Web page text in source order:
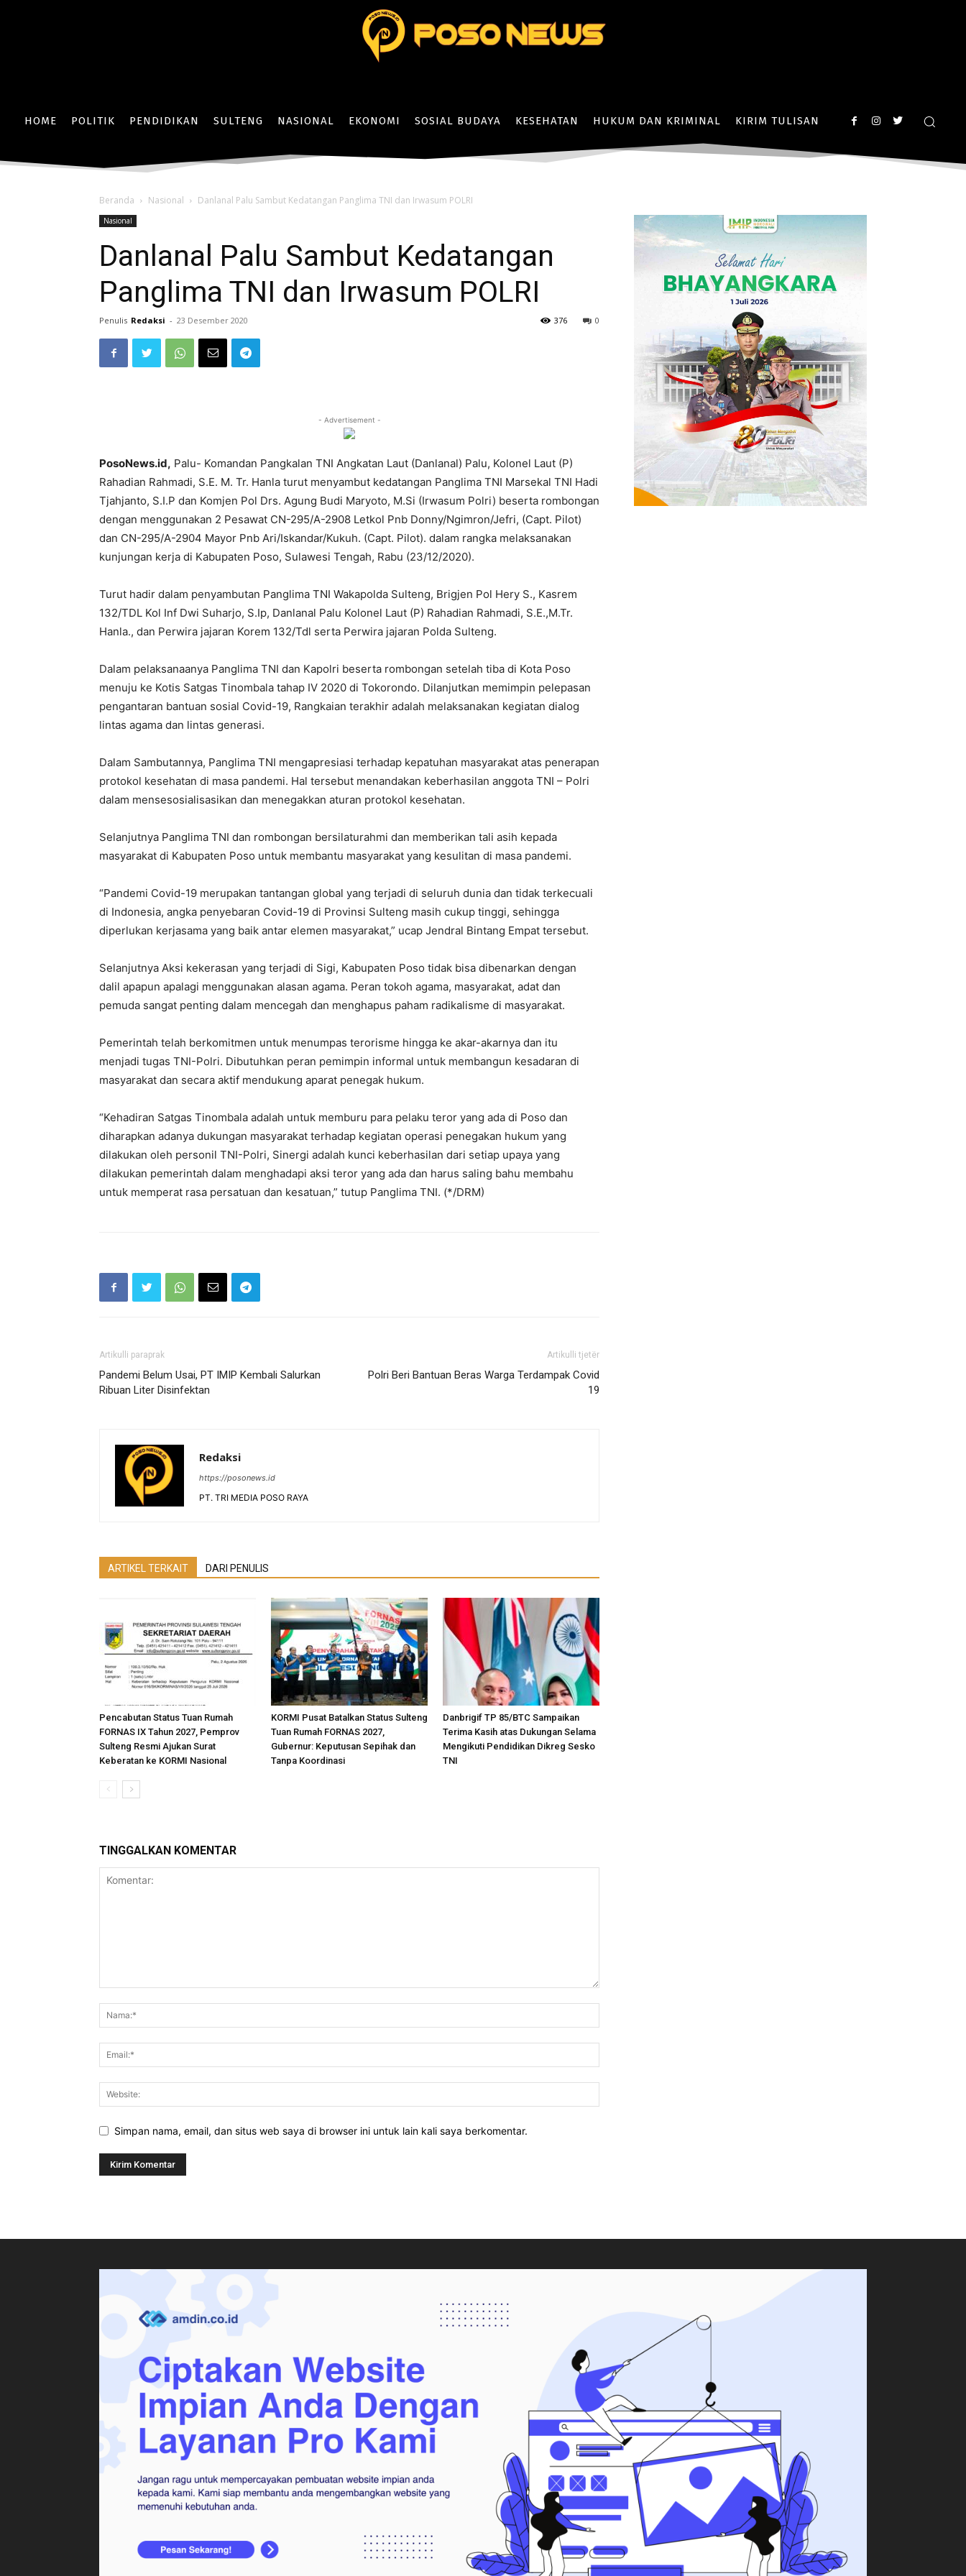
HOME POLITIK PENDIDIKAN SULTENG NASIONAL EKONOMI SOSIAL BUDAYA KESEHATAN HUKUM DAN KRIMINAL KIRIM TULISAN
Beranda Nasional Danlanal Palu Sambut Kedatangan Panglima TNI dan Irwasum POLRI
Nasional
Danlanal Palu Sambut Kedatangan
Panglima TNI dan Irwasum POLRI
Penulis Redaksi - 23 Desember 2020 0
376
- Advertisement -
PosoNews.id, Palu- Komandan Pangkalan TNI Angkatan Laut (Danlanal) Palu, Kolonel Laut (P)
Rahadian Rahmadi, S.E. M. Tr. Hanla turut menyambut kedatangan Panglima TNI Marsekal TNI Hadi
Tjahjanto, S.I.P dan Komjen Pol Drs. Agung Budi Maryoto, M.Si (Irwasum Polri) beserta rombongan
dengan menggunakan 2 Pesawat CN-295/A-2908 Letkol Pnb Donny/Ngimron/Jefri, (Capt. Pilot)
dan CN-295/A-2904 Mayor Pnb Ari/Iskandar/Kukuh. (Capt. Pilot). dalam rangka melaksanakan
kunjungan kerja di Kabupaten Poso, Sulawesi Tengah, Rabu (23/12/2020).
Turut hadir dalam penyambutan Panglima TNI Wakapolda Sulteng, Brigjen Pol Hery S., Kasrem
132/TDL Kol Inf Dwi Suharjo, S.Ip, Danlanal Palu Kolonel Laut (P) Rahadian Rahmadi, S.E.,M.Tr.
Hanla., dan Perwira jajaran Korem 132/Tdl serta Perwira jajaran Polda Sulteng.
Dalam pelaksanaanya Panglima TNI dan Kapolri beserta rombongan setelah tiba di Kota Poso
menuju ke Kotis Satgas Tinombala tahap IV 2020 di Tokorondo. Dilanjutkan memimpin pelepasan
pengantaran bantuan sosial Covid-19, Rangkaian terakhir adalah melaksanakan kegiatan dialog
lintas agama dan lintas generasi.
Dalam Sambutannya, Panglima TNI mengapresiasi terhadap kepatuhan masyarakat atas penerapan
protokol kesehatan di masa pandemi. Hal tersebut menandakan keberhasilan anggota TNI – Polri
dalam mensesosialisasikan dan menegakkan aturan protokol kesehatan.
Selanjutnya Panglima TNI dan rombongan bersilaturahmi dan memberikan tali asih kepada
masyarakat di Kabupaten Poso untuk membantu masyarakat yang kesulitan di masa pandemi.
“Pandemi Covid-19 merupakan tantangan global yang terjadi di seluruh dunia dan tidak terkecuali
di Indonesia, angka penyebaran Covid-19 di Provinsi Sulteng masih cukup tinggi, sehingga
diperlukan kerjasama yang baik antar elemen masyarakat,” ucap Jendral Bintang Empat tersebut.
Selanjutnya Aksi kekerasan yang terjadi di Sigi, Kabupaten Poso tidak bisa dibenarkan dengan
dalil apapun apalagi menggunakan alasan agama. Peran tokoh agama, masyarakat, adat dan
pemuda sangat penting dalam mencegah dan menghapus paham radikalisme di masyarakat.
Pemerintah telah berkomitmen untuk menumpas terorisme hingga ke akar-akarnya dan itu
menjadi tugas TNI-Polri. Dibutuhkan peran pemimpin informal untuk membangun kesadaran di
masyarakat dan secara aktif mendukung aparat penegak hukum.
“Kehadiran Satgas Tinombala adalah untuk memburu para pelaku teror yang ada di Poso dan
diharapkan adanya dukungan masyarakat terhadap kegiatan operasi penegakan hukum yang
dilakukan oleh personil TNI-Polri, Sinergi adalah kunci keberhasilan dari setiap upaya yang
dilakukan pemerintah dalam menghadapi aksi teror yang ada dan harus saling bahu membahu
untuk memperat rasa persatuan dan kesatuan,” tutup Panglima TNI. (*/DRM)
Artikulli paraprak
Pandemi Belum Usai, PT IMIP Kembali Salurkan
Ribuan Liter Disinfektan
Artikulli tjetër
Polri Beri Bantuan Beras Warga Terdampak Covid
19
Redaksi
https://posonews.id
PT. TRI MEDIA POSO RAYA
ARTIKEL TERKAIT DARI PENULIS
Pencabutan Status Tuan Rumah
FORNAS IX Tahun 2027, Pemprov
Sulteng Resmi Ajukan Surat
Keberatan ke KORMI Nasional
KORMI Pusat Batalkan Status Sulteng
Tuan Rumah FORNAS 2027,
Gubernur: Keputusan Sepihak dan
Tanpa Koordinasi
Danbrigif TP 85/BTC Sampaikan
Terima Kasih atas Dukungan Selama
Mengikuti Pendidikan Dikreg Sesko
TNI
TINGGALKAN KOMENTAR
Simpan nama, email, dan situs web saya di browser ini untuk lain kali saya berkomentar.